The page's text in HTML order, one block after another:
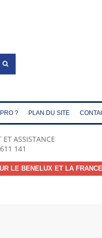
? PLAN DU SITE
ET ASSISTANCE
141
LE BENELUX ET LA